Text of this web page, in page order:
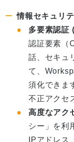
情報セキュリ
多要素認証
認証要素（
話、セキュ
て、
須化できま
不正アクセ
高度なアク
シー」を利
IPアドレス